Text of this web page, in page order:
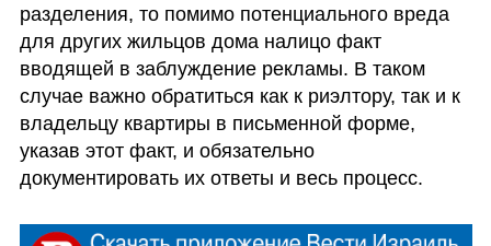
разделения, то помимо потенциального вреда
для других жильцов дома налицо факт
вводящей в заблуждение рекламы. В таком
случае важно обратиться как к риэлтору, так и к
владельцу квартиры в письменной форме,
указав этот факт, и обязательно
документировать их ответы и весь процесс.